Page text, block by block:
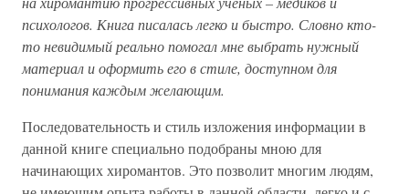
психологов. Книга писалась легко и быстро. Словно кто-
то невидимый реально помогал мне выбрать нужный
материал и оформить его в стиле, доступном для
понимания каждым желающим.
Последовательность и стиль изложения информации в
данной книге специально подобраны мною для
начинающих хиромантов. Это позволит многим людям,